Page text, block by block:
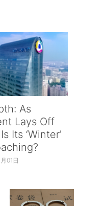
As
Lays Off
Its ‘Winter’
01日